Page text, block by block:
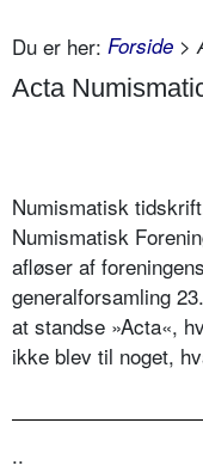
Du er her: Forside >
Acta
Numismatisk
Numismatisk
afløser af
generalforsamling
at standse »Acta«,
ikke blev til noget,
..